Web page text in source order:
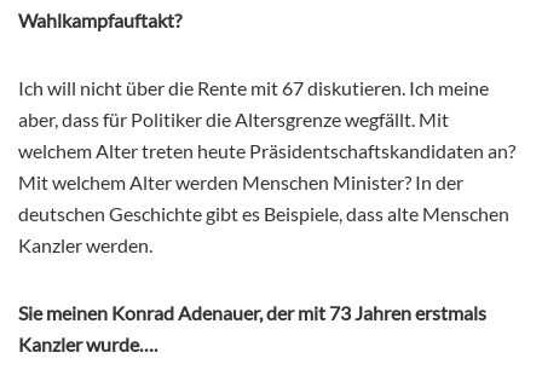
Wahlkampfauftakt?
Ich will nicht über die Rente mit 67 diskutieren. Ich meine
aber, dass für Politiker die Altersgrenze wegfällt. Mit
welchem Alter treten heute Präsidentschaftskandidaten an?
Mit welchem Alter werden Menschen Minister? In der
deutschen Geschichte gibt es Beispiele, dass alte Menschen
Kanzler werden.
Sie meinen KonradAdenauer, der mit 73 Jahren erstmals
Kanzler wurde….